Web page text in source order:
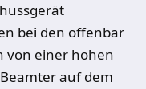
bei den offenbar
von einer hohen
auf dem